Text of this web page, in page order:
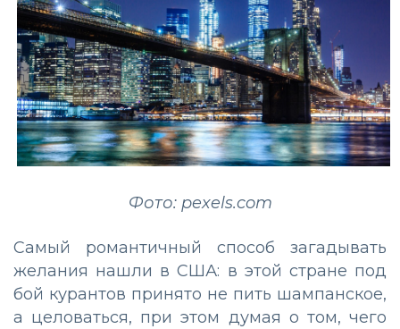
Фото: pexels.com
Самый романтичный способ загадывать
желания нашли в США: в этой стране под
бой курантов принято не пить шампанское,
а целоваться, при этом думая о том, чего